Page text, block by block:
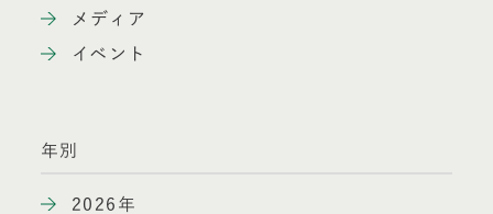
メディア
イベント
年別
2026年